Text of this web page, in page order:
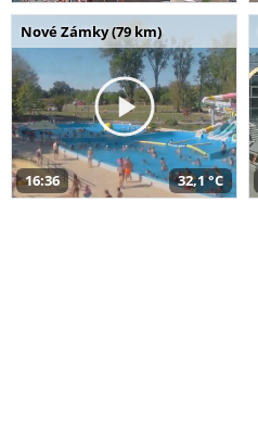
Nové Zámky (79 km)
16:36 32,1 °C